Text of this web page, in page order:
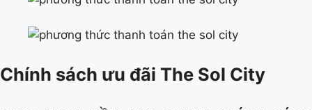
Chính sách ưu đãi The Sol City